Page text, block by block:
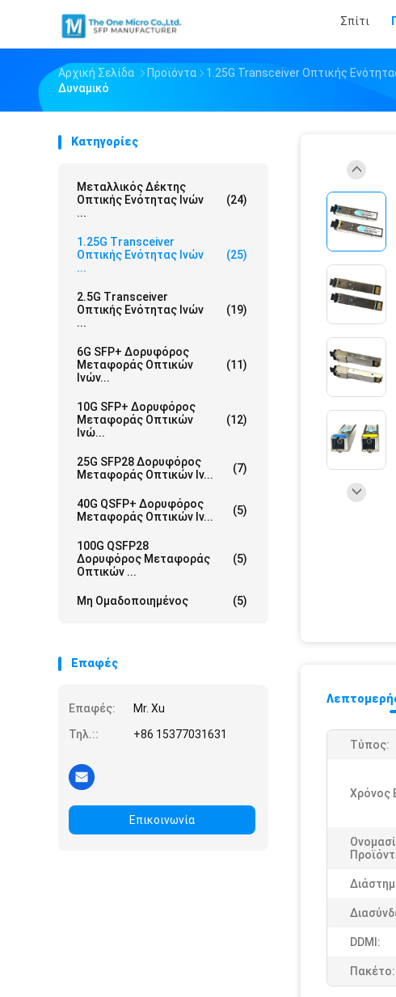
Σπίτι
Αρχική Σελίδα Προϊόντα 1.25G Transceiver Οπτικής
Δυναμικό
Κατηγορίες
Μεταλλικός Δέκτης
Οπτικής Ενότητας Ινών
...
(24)
1.25G Transceiver
Οπτικής Ενότητας Ινών
...
(25)
2.5G Transceiver
Οπτικής Ενότητας Ινών
...
(19)
6G SFP+ Δορυφόρος
Μεταφοράς Οπτικών
Ινών...
(11)
10G SFP+ Δορυφόρος
Μεταφοράς Οπτικών
Ινώ...
(12)
25G SFP28 Δορυφόρος
Μεταφοράς Οπτικών Ιν...
(7)
40G QSFP+ Δορυφόρος
Μεταφοράς Οπτικών Ιν...
(5)
100G QSFP28
Δορυφόρος Μεταφοράς
Οπτικών ...
(5)
Μη Ομαδοποιημένος (5)
Επαφές
Επαφές:
Mr. Xu
Τηλ.::
+86 15377031631
Επικοινωνία
Τύπος:
Χρόνος
DDMI:
Πακέτο: